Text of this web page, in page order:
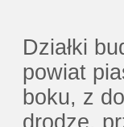
Działki
powiat
boku, z